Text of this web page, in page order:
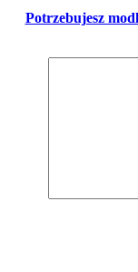
Potrzebujesz